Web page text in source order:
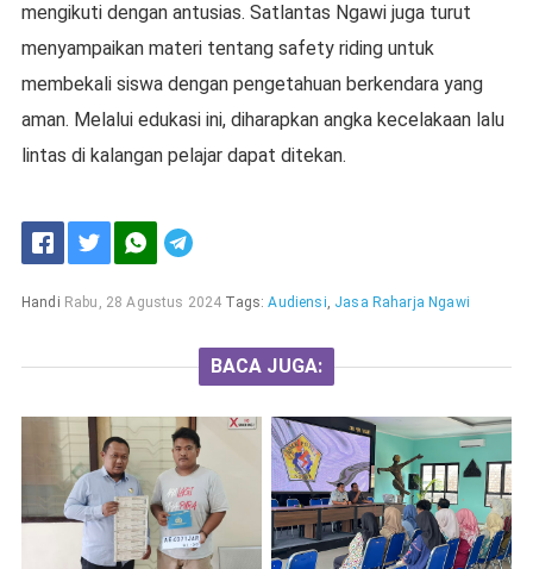
mengikuti dengan antusias. Satlantas Ngawi juga turut
menyampaikan materi tentang safety riding untuk
membekali siswa dengan pengetahuan berkendara yang
aman. Melalui edukasi ini, diharapkan angka kecelakaan lalu
lintas di kalangan pelajar dapat ditekan.
Handi Rabu, 28 Agustus 2024 Tags:Audiensi, Jasa Raharja Ngawi
BACA JUGA: